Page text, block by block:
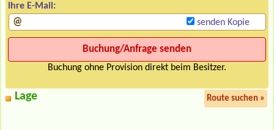
Ihre E-Mail:
senden Kopie
Buchung ohne Provision direkt beim Besitzer.
Lage Route suchen »